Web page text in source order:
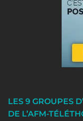
LES 9 GROUPES
DE L’AFM-